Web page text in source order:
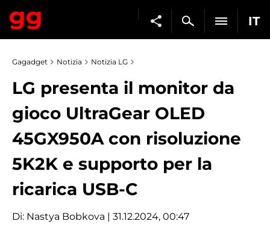
IT
Gagadget Notizia Notizia LG
LG presenta il monitor da
gioco UltraGear OLED
45GX950A con risoluzione
5K2K e supporto per la
ricarica USB-C
Di: Nastya Bobkova | 31.12.2024, 00:47